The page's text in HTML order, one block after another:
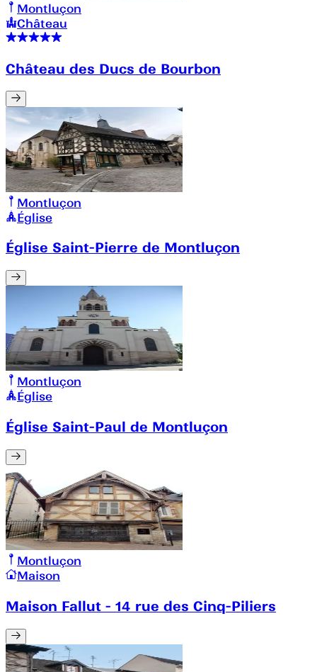
Montluçon
Château
Château des Ducs de Bourbon
Montluçon
Église
Église Saint-Pierre de Montluçon
Montluçon
Église
Église Saint-Paul de Montluçon
Montluçon
Maison
Maison Fallut - 14 rue des Cinq-Piliers